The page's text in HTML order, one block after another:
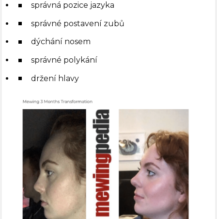
správná pozice jazyka
správné postavení zubů
dýchání nosem
správné polykání
držení hlavy